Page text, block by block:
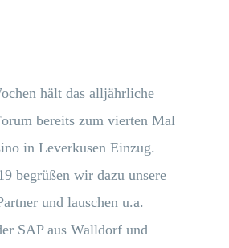
hält das alljährliche
bereits zum vierten Mal
in Leverkusen Einzug.
begrüßen wir dazu unsere
und lauschen u.a.
SAP aus Walldorf und